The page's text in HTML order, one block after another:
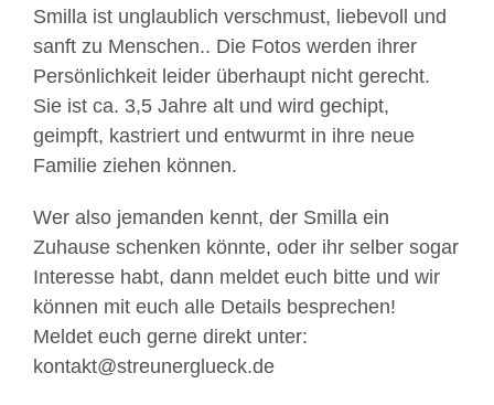
Smilla ist unglaublich verschmust, liebevoll und
sanft zu Menschen.. Die Fotos werden ihrer
Persönlichkeit leider überhaupt nicht gerecht.
Sie ist ca. 3,5 Jahre alt und wird gechipt,
geimpft, kastriert und entwurmt in ihre neue
Familie ziehen können.
Wer also jemanden kennt, der Smilla ein
Zuhause schenken könnte, oder ihr selber sogar
Interesse habt, dann meldet euch bitte und wir
können mit euch alle Details besprechen!
Meldet euch gerne direkt unter:
kontakt@streunerglueck.de